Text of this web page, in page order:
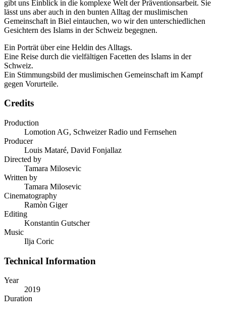
gibt uns Einblick in die komplexe Welt der Präventionsarbeit. Sie
lässt uns aber auch in den bunten Alltag der muslimischen
Gemeinschaft in Biel eintauchen, wo wir den unterschiedlichen
Gesichtern des Islams in der Schweiz begegnen.
Ein Porträt über eine Heldin des Alltags.
Eine Reise durch die vielfältigen Facetten des Islams in der
Schweiz.
Ein Stimmungsbild der muslimischen Gemeinschaft im Kampf
gegen Vorurteile.
Credits
Production
Lomotion AG, Schweizer Radio und Fernsehen
Producer
Louis Mataré, David Fonjallaz
Directed by
Tamara Milosevic
Written by
Tamara Milosevic
Cinematography
Ramòn Giger
Editing
Konstantin Gutscher
Music
Ilja Coric
Technical Information
Year
2019
Duration